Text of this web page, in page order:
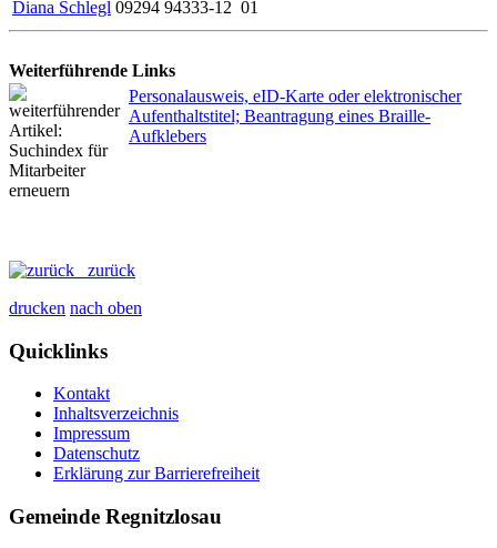
Diana Schlegl 09294 94333-12 01
Weiterführende Links
Personalausweis, eID-Karte oder elektronischer
Aufenthaltstitel; Beantragung eines Braille-
Aufklebers
zurück
drucken nach oben
Quicklinks
Kontakt
Inhaltsverzeichnis
Impressum
Datenschutz
Erklärung zur Barrierefreiheit
Gemeinde Regnitzlosau